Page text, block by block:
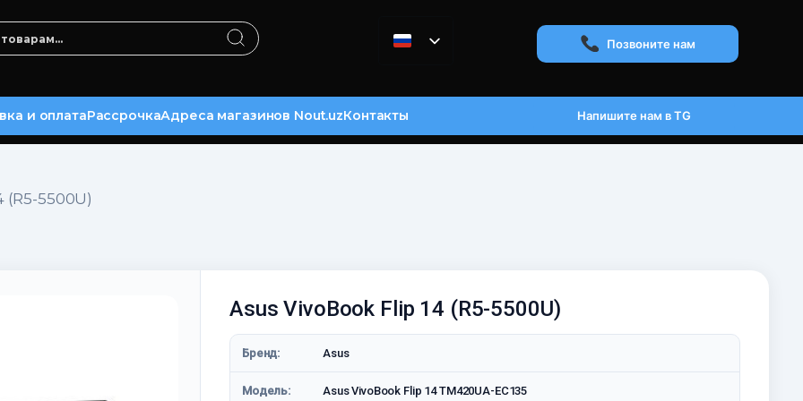
Позвоните нам
и оплатаРассрочкаАдреса магазинов Nout.uzКонтакты Напишите нам в TG
(R5-5500U)
Asus VivoBook Flip 14 (R5-5500U)
Бренд: Asus
Модель: Asus VivoBook Flip 14 TM420UA-EC135